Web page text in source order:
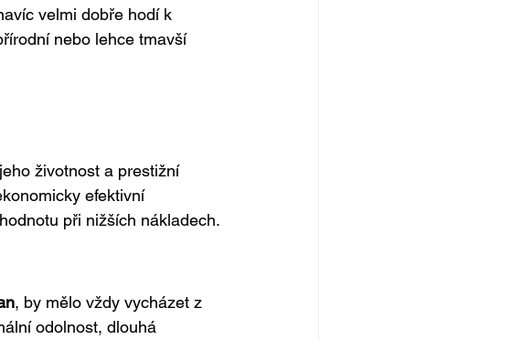
velmi dobře hodí k
nebo lehce tmavší
životnost a prestižní
efektivní
při nižších nákladech.
, by mělo vždy vycházet z
odolnost, dlouhá